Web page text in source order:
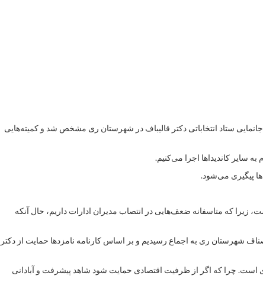
ستاد انتخاباتی دکتر قالیباف در شهرستان ری مشخص شد و کمیته‌هایی
سایر کاندیداها اجرا می‌کنیم.
پیگیری می‌شود.
زیرا که متاسفانه ضعف‌هایی در انتصاب مدیران ادارات داریم، حال آنکه
شهرستان ری به اجماع رسیدیم و بر اساس کارنامه نامزدها حمایت از دکتر
است. چرا که اگر از ظرفیت اقتصادی حمایت شود شاهد پیشرفت و آبادانی